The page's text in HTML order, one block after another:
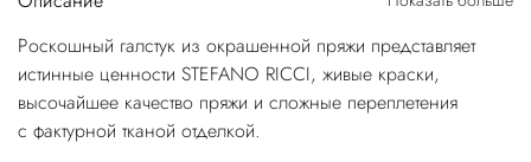
Роскошный галстук из окрашенной пряжи представляет
истинные ценности STEFANO RICCI, живые краски,
высочайшее качество пряжи и сложные переплетения
с фактурной тканой отделкой.